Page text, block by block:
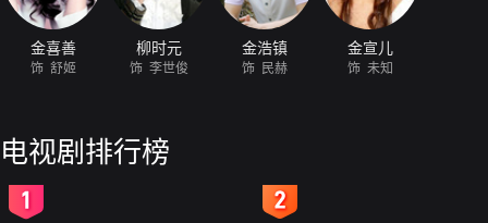
金喜善
饰 舒姬
柳时元
饰 李世俊
金浩镇
饰 民赫
金宣儿
饰 未知
电视剧排行榜